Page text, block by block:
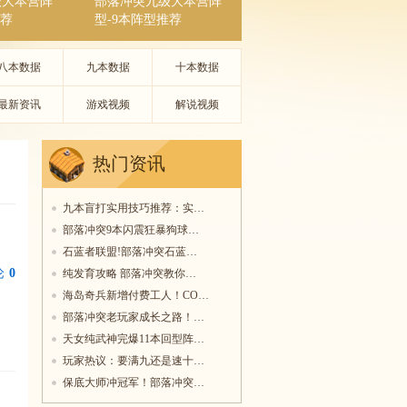
型-9本阵型推荐
本数据 九本数据 十本数据
新资讯 游戏视频 解说视频
0
热门资讯
九本盲打实用技巧推荐：实…
部落冲突9本闪震狂暴狗球…
石蓝者联盟!部落冲突石蓝…
纯发育攻略 部落冲突教你…
海岛奇兵新增付费工人！CO…
部落冲突老玩家成长之路！…
天女纯武神完爆11本回型阵…
玩家热议：要满九还是速十…
保底大师冲冠军！部落冲突…